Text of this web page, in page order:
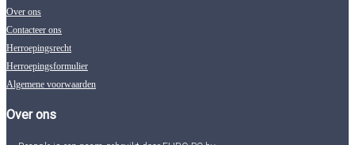
Over ons
Contacteer ons
Herroepingsrecht
Herroepingsformulier
Algemene voorwaarden
Over ons